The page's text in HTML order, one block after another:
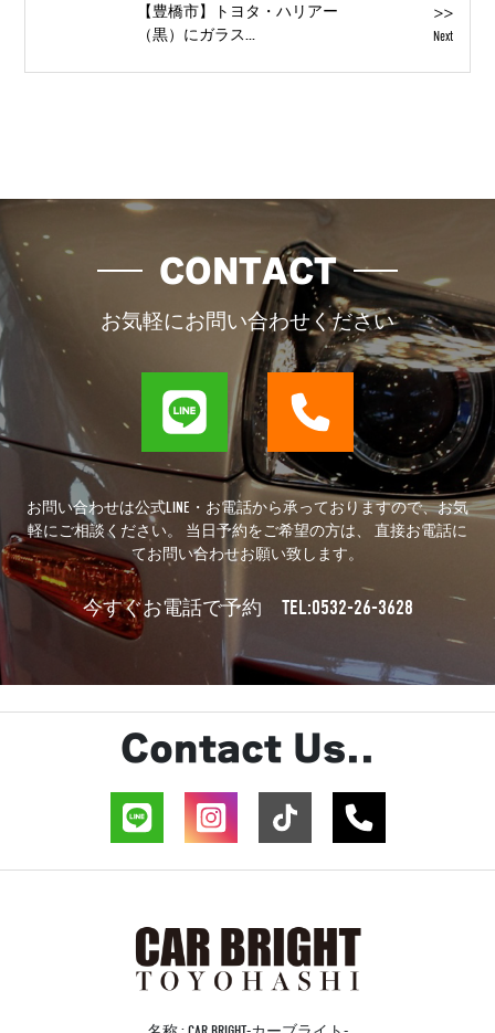
>>
Next
【豊橋市】トヨタ・ハリアー
（黒）にガラス...
CONTACT
お気軽にお問い合わせください
お問い合わせは公式LINE・お電話から承っておりますので、お気
軽にご相談ください。 当日予約をご希望の方は、 直接お電話に
てお問い合わせお願い致します。
今すぐお電話で予約 TEL:0532-26-3628
Contact Us..